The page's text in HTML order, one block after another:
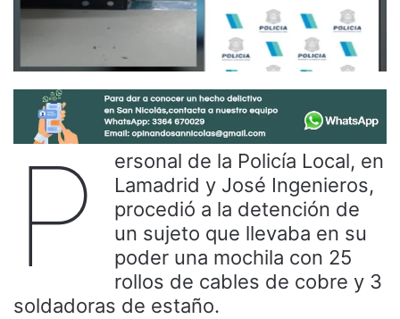
P
ersonal de la Policía Local, en
Lamadrid y José Ingenieros,
procedió a la detención de
un sujeto que llevaba en su
poder una mochila con 25
rollos de cables de cobre y 3
soldadoras de estaño.